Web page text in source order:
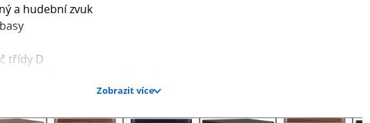
a hudební zvuk
třídy D
Zobrazit více